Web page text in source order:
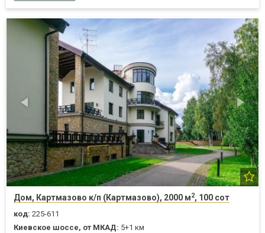
Дом, Картмазово к/п (Картмазово), 2000 м2, 100 сот
код: 225-611
Киевское шоссе, от МКАД: 5+1 км